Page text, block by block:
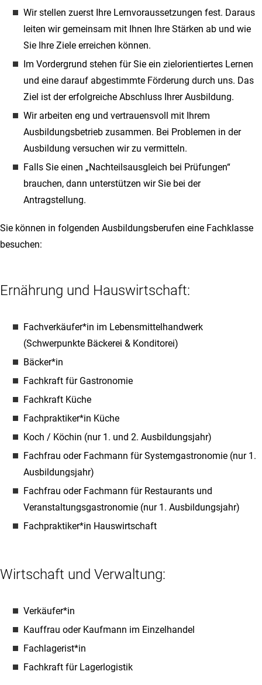
Wir stellen zuerst Ihre Lernvoraussetzungen fest. Daraus
leiten wir gemeinsam mit Ihnen Ihre Stärken ab und wie
Sie Ihre Ziele erreichen können.
Im Vordergrund stehen für Sie ein zielorientiertes Lernen
und eine darauf abgestimmte Förderung durch uns. Das
Ziel ist der erfolgreiche Abschluss Ihrer Ausbildung.
Wir arbeiten eng und vertrauensvoll mit Ihrem
Ausbildungsbetrieb zusammen. Bei Problemen in der
Ausbildung versuchen wir zu vermitteln.
Falls Sie einen „Nachteilsausgleich bei Prüfungen“
brauchen, dann unterstützen wir Sie bei der
Antragstellung.
Sie können in folgenden Ausbildungsberufen eine Fachklasse
besuchen:
Ernährung und Hauswirtschaft:
Fachverkäufer*in im Lebensmittelhandwerk
(Schwerpunkte Bäckerei & Konditorei)
Bäcker*in
Fachkraft für Gastronomie
Fachkraft Küche
Fachpraktiker*in Küche
Koch / Köchin (nur 1. und 2. Ausbildungsjahr)
Fachfrau oder Fachmann für Systemgastronomie (nur 1.
Ausbildungsjahr)
Fachfrau oder Fachmann für Restaurants und
Veranstaltungsgastronomie (nur 1. Ausbildungsjahr)
Fachpraktiker*in Hauswirtschaft
Wirtschaft und Verwaltung:
Verkäufer*in
Kauffrau oder Kaufmann im Einzelhandel
Fachlagerist*in
Fachkraft für Lagerlogistik